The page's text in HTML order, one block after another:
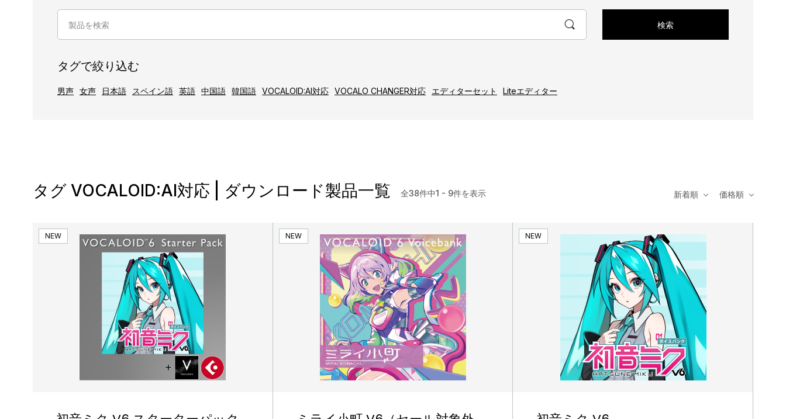
タグで絞り込む
男声 女声 日本語 スペイン語 英語 中国語 韓国語 VOCALOID:AI対応 VOCALO CHANGER対応 エディターセット Liteエディター
タグ VOCALOID:AI対応 | ダウンロード製品一覧 全38件中1 - 9件を表示 新着順 価格順
NEW NEW NEW